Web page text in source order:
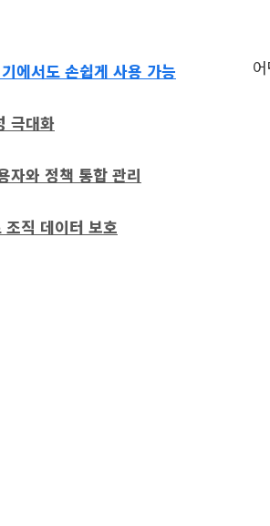
에서도 손쉽게 사용 가능
극대화
자와 정책 통합 관리
직 데이터 보호